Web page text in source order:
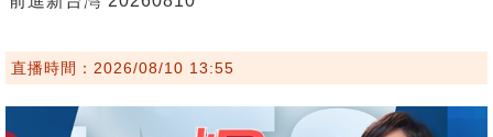
直播時間：2026/08/10 13:55